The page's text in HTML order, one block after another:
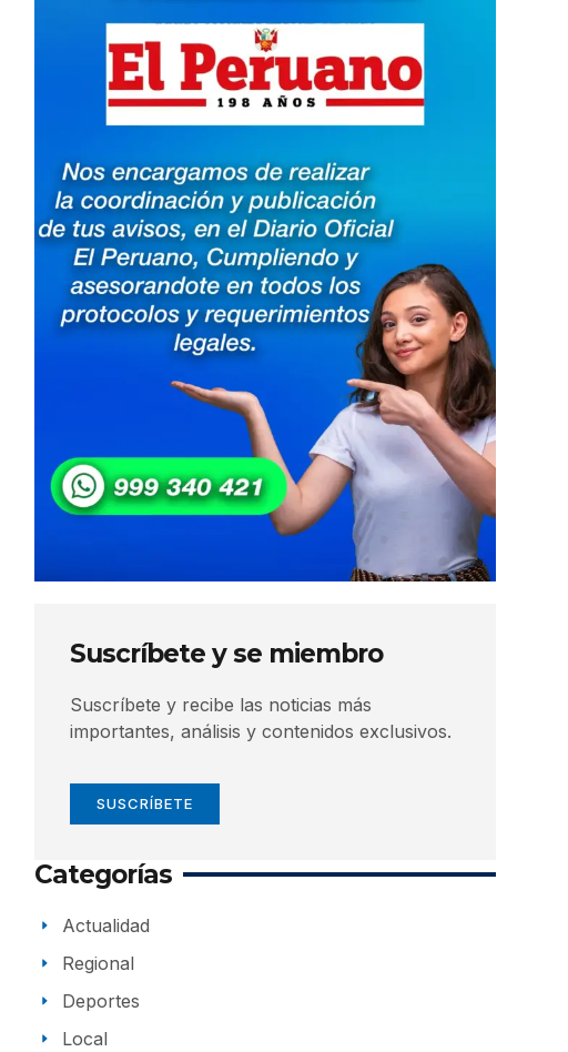
Suscríbete y se miembro
Suscríbete y recibe las noticias más
importantes, análisis y contenidos exclusivos.
SUSCRÍBETE
Categorías
Actualidad
Regional
Deportes
Local